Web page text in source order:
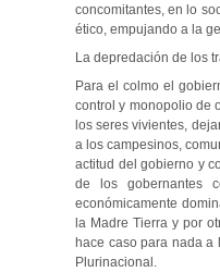
concomitantes, en lo
ético, empujando a la
La depredación de los
Para el colmo el
control y monopolio de
los seres vivientes,
a los campesinos,
actitud del gobierno y
de los gobernantes
económicamente
la Madre Tierra y por
hace caso para nada
Plurinacional.